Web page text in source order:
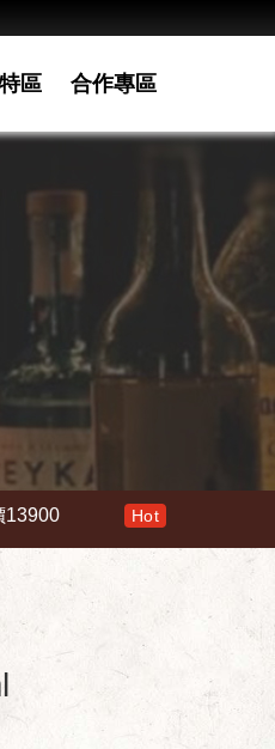
區 合作專區
Hot 響 30年 特價 178000